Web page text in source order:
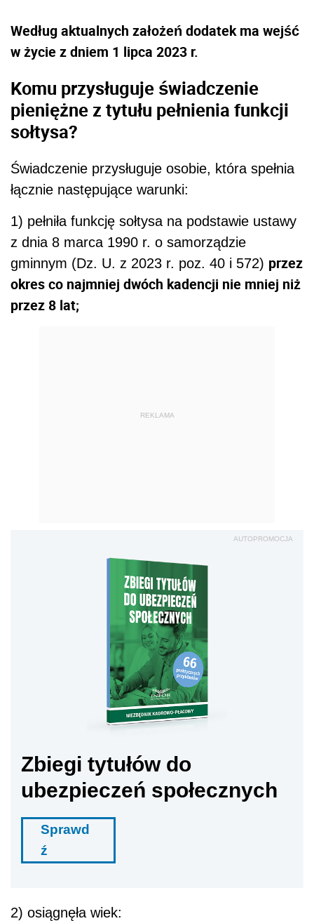
Według aktualnych założeń dodatek ma wejść
w życie z dniem 1 lipca 2023 r.
Komu przysługuje świadczenie
pieniężne z tytułu pełnienia funkcji
sołtysa?
Świadczenie przysługuje osobie, która spełnia
łącznie następujące warunki:
1) pełniła funkcję sołtysa na podstawie ustawy
z dnia 8 marca 1990 r. o samorządzie
gminnym (Dz. U. z 2023 r. poz. 40 i 572) przez
okres co najmniej dwóch kadencji nie mniej niż
przez 8 lat;
REKLAMA
AUTOPROMOCJA
Zbiegi tytułów do
ubezpieczeń społecznych
Sprawd
ź
2) osiągnęła wiek: